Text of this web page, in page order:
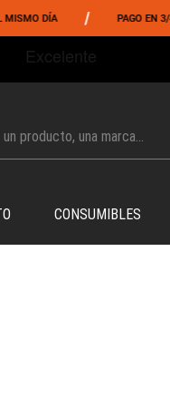
DÍA PAGO EN 3/4/
CONSUMIBLES